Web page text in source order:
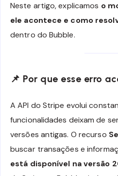
Neste artigo, explicamos o
ele acontece e como
dentro do Bubble.
📌 Por que esse erro
A API do Stripe evolui
funcionalidades deixam de
versões antigas. O recurso
buscar transações e
está disponível na versão